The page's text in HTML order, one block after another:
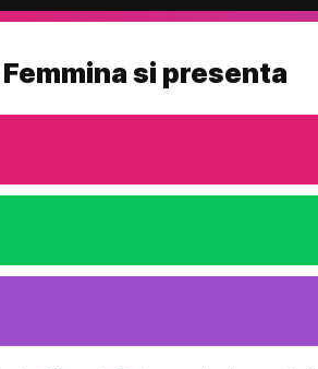
si presenta